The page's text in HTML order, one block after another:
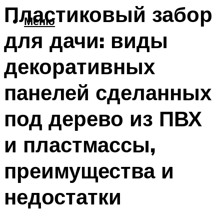
Меню
Пластиковый забор
для дачи: виды
декоративных
панелей сделанных
под дерево из ПВХ
и пластмассы,
преимущества и
недостатки